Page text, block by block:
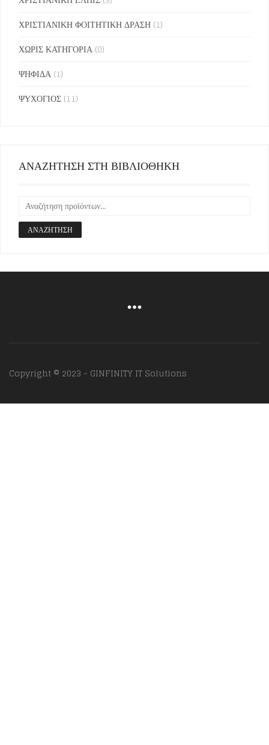
ΧΡΙΣΤΙΑΝΙΚΗ ΦΟΙΤΗΤΙΚΗ ΔΡΑΣΗ (1)
ΧΩΡΙΣ ΚΑΤΗΓΟΡΙΑ (0)
ΨΗΦΙΔΑ (1)
ΨΥΧΟΓΙΟΣ (11)
ΑΝΑΖΗΤΗΣΗ ΣΤΗ ΒΙΒΛΙΟΘΗΚΗ
ΑΝΑΖΉΤΗΣΗ
Copyright © 2023 - GINFINITY IT Solutions